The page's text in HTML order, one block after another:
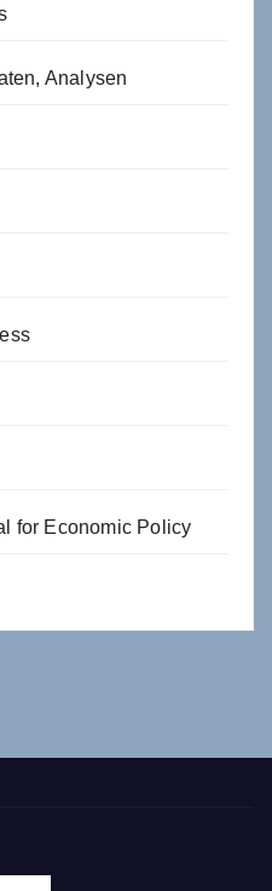
Analysen
for Economic Policy